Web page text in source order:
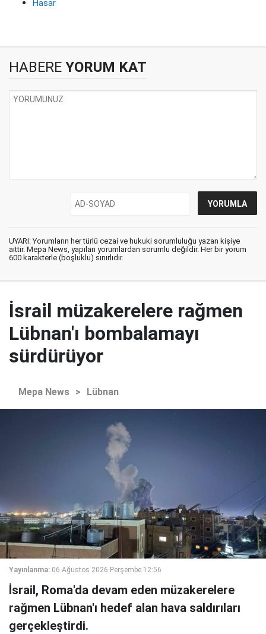
Hasar
HABERE YORUM KAT
UYARI: Yorumların her türlü cezai ve hukuki sorumluluğu yazan kişiye
aittir. Mepa News, yapılan yorumlardan sorumlu değildir. Her bir yorum
600 karakterle (boşluklu) sınırlıdır.
İsrail müzakerelere rağmen
Lübnan'ı bombalamayı
sürdürüyor
Mepa News > Lübnan
Yayınlanma: 06 Ağustos 2026 Perşembe 12:56
İsrail, Roma'da devam eden müzakerelere
rağmen Lübnan'ı hedef alan hava saldırıları
gerçekleştirdi.